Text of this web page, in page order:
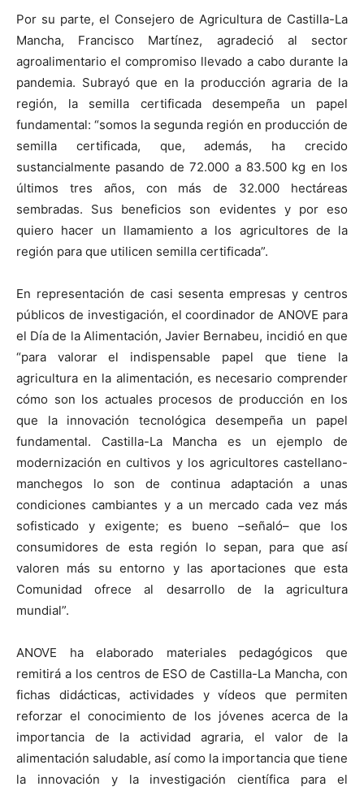
Por su parte, el Consejero de Agricultura de Castilla-La
Mancha, Francisco Martínez, agradeció al sector
agroalimentario el compromiso llevado a cabo durante la
pandemia. Subrayó que en la producción agraria de la
región, la semilla certificada desempeña un papel
fundamental: “somos la segunda región en producción de
semilla certificada, que, además, ha crecido
sustancialmente pasando de 72.000 a 83.500 kg en los
últimos tres años, con más de 32.000 hectáreas
sembradas. Sus beneficios son evidentes y por eso
quiero hacer un llamamiento a los agricultores de la
región para que utilicen semilla certificada”.
En representación de casi sesenta empresas y centros
públicos de investigación, el coordinador de ANOVE para
el Día de la Alimentación, Javier Bernabeu, incidió en que
“para valorar el indispensable papel que tiene la
agricultura en la alimentación, es necesario comprender
cómo son los actuales procesos de producción en los
que la innovación tecnológica desempeña un papel
fundamental. Castilla-La Mancha es un ejemplo de
modernización en cultivos y los agricultores castellano-
manchegos lo son de continua adaptación a unas
condiciones cambiantes y a un mercado cada vez más
sofisticado y exigente; es bueno –señaló– que los
consumidores de esta región lo sepan, para que así
valoren más su entorno y las aportaciones que esta
Comunidad ofrece al desarrollo de la agricultura
mundial”.
ANOVE ha elaborado materiales pedagógicos que
remitirá a los centros de ESO de Castilla-La Mancha, con
fichas didácticas, actividades y vídeos que permiten
reforzar el conocimiento de los jóvenes acerca de la
importancia de la actividad agraria, el valor de la
alimentación saludable, así como la importancia que tiene
la innovación y la investigación científica para el